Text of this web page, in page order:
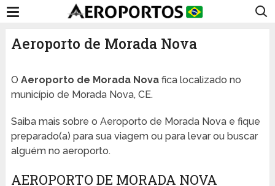
Aeroporto de Morada Nova
O Aeroporto de Morada Novafica localizado no
município de Morada Nova, CE.
Saiba mais sobre o Aeroporto de Morada Nova e fique
preparado(a) para sua viagem ou para levar ou buscar
alguém no aeroporto.
AEROPORTO DE MORADA NOVA